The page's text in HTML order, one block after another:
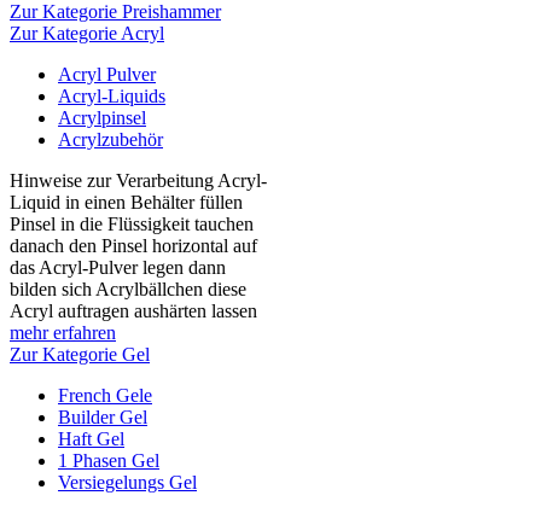
Zur Kategorie Preishammer
Zur Kategorie Acryl
Acryl Pulver
Acryl-Liquids
Acrylpinsel
Acrylzubehör
Hinweise zur Verarbeitung Acryl-
Liquid in einen Behälter füllen
Pinsel in die Flüssigkeit tauchen
danach den Pinsel horizontal auf
das Acryl-Pulver legen dann
bilden sich Acrylbällchen diese
Acryl auftragen aushärten lassen
mehr erfahren
Zur Kategorie Gel
French Gele
Builder Gel
Haft Gel
1 Phasen Gel
Versiegelungs Gel